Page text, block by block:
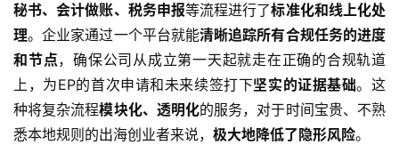
主
页
秘书、会计做账、税务申报等流程进行了标准化和线上化处
理。企业家通过一个平台就能清晰追踪所有合规任务的进度
和节点，确保公司从成立第一天起就走在正确的合规轨道
上，为EP的首次申请和未来续签打下坚实的证据基础。这
种将复杂流程模块化、透明化的服务，对于时间宝贵、不熟
悉本地规则的出海创业者来说， 极大地降低了隐形风险。